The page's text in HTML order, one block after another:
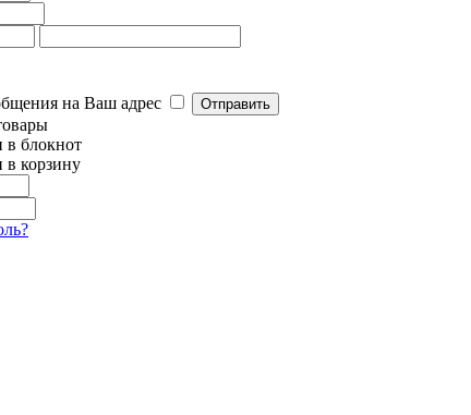
на Ваш адрес
в блокнот
корзину